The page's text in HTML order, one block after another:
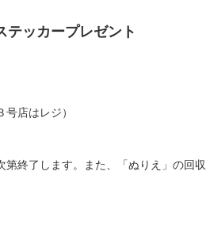
ッカープレゼント
店はレジ）
終了します。また、「ぬりえ」の回